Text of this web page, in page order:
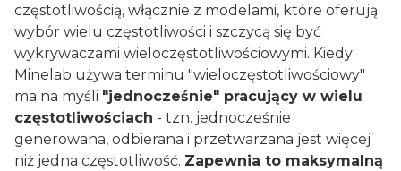
częstotliwością, włącznie z modelami, które oferują
wybór wielu częstotliwości i szczycą się być
wykrywaczami wieloczęstotliwościowymi. Kiedy
Minelab używa terminu "wieloczęstotliwościowy"
ma na myśli "jednocześnie" pracujący w wielu
częstotliwościach - tzn. jednocześnie
generowana, odbierana i przetwarzana jest więcej
niż jedna częstotliwość. Zapewnia to maksymalną